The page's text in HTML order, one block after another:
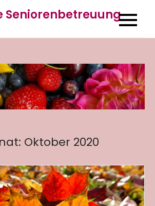
Seniorenbetreuung
Oktober 2020